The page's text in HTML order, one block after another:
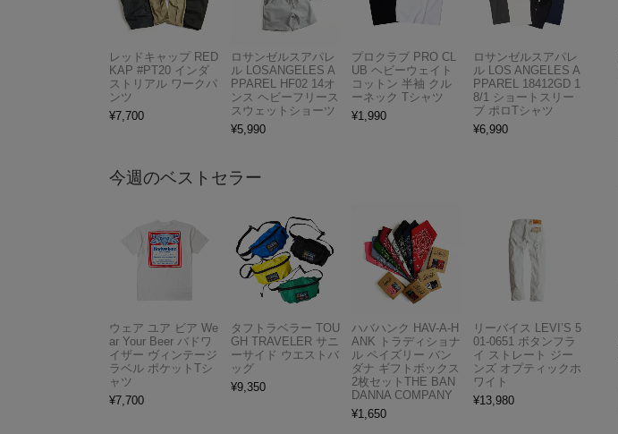
レッドキャップ RED
KAP #PT20 インダ
ストリアル ワークパ
ンツ
¥7,700
ロサンゼルスアパレ
ル LOSANGELES A
PPAREL HF02 14オ
ンス ヘビーフリース
スウェットショーツ
¥5,990
プロクラブ PRO CL
UB ヘビーウェイト
コットン 半袖 クル
ーネック Tシャツ
¥1,990
ロサンゼルスアパレ
ル LOS ANGELES A
PPAREL 18412GD 1
8/1 ショートスリー
ブ ポロTシャツ
¥6,990
今週のベストセラー
ウェア ユア ビア We
ar Your Beer バドワ
イザー ヴィンテージ
ラベル ポケットTシ
ャツ
¥7,700
タフトラベラー TOU
GH TRAVELER サニ
ーサイド ウエストバ
ッグ
¥9,350
ハバハンク HAV-A-H
ANK トラディショナ
ル ペイズリー バン
ダナ ギフトボックス
2枚セットTHE BAN
DANNA COMPANY
¥1,650
リーバイス LEVI’S 5
01-0651 ボタンフラ
イ ストレート ジー
ンズ オプティックホ
ワイト
¥13,980